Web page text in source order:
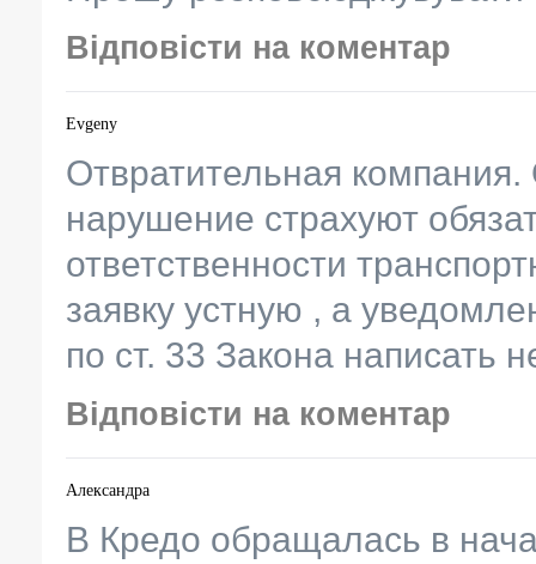
Відповісти на коментар
Evgeny
Отвратительная
нарушение страхуют
ответственности
заявку устную , а
по ст. 33 Закона написать
Відповісти на коментар
Александра
В Кредо обращалась в